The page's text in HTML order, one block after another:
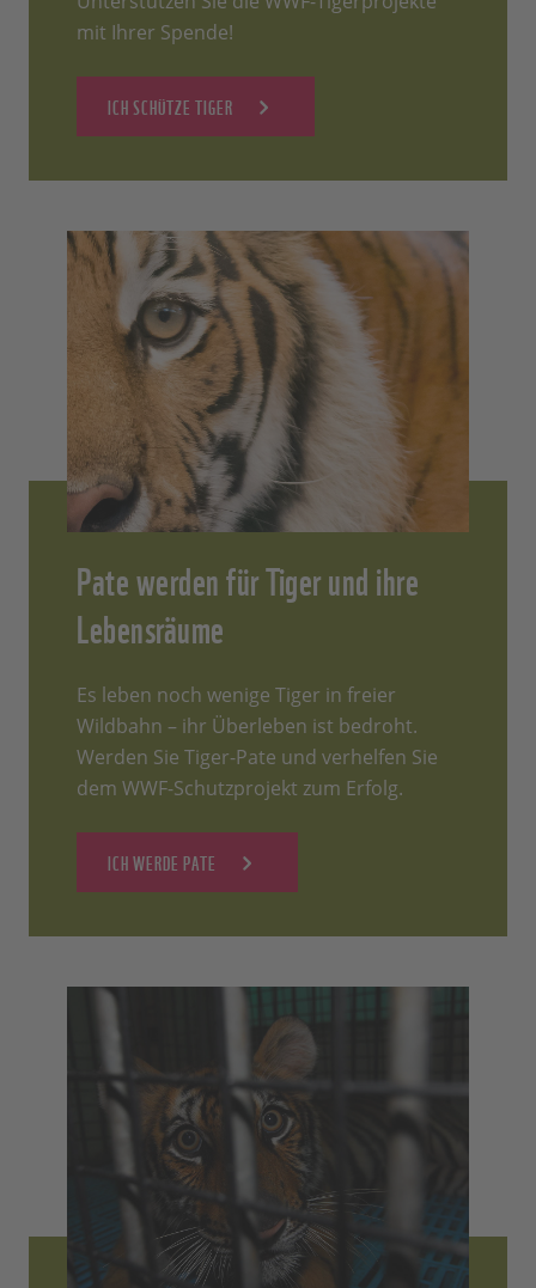
mit Ihrer Spende!
ICH SCHÜTZE TIGER
Pate werden für Tiger und ihre
Lebensräume
Es leben noch wenige Tiger in freier
Wildbahn – ihr Überleben ist bedroht.
Werden Sie Tiger-Pate und verhelfen Sie
dem WWF-Schutzprojekt zum Erfolg.
ICH WERDE PATE